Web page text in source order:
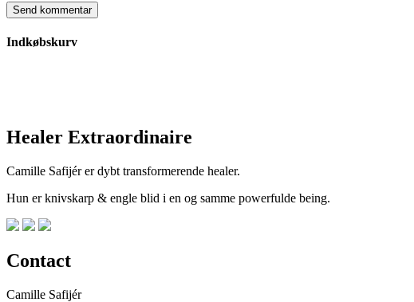
Indkøbskurv
Healer Extraordinaire
Camille Safijér er dybt transformerende healer.
Hun er knivskarp & engle blid i en og samme powerfulde being.
Contact
Camille Safijér